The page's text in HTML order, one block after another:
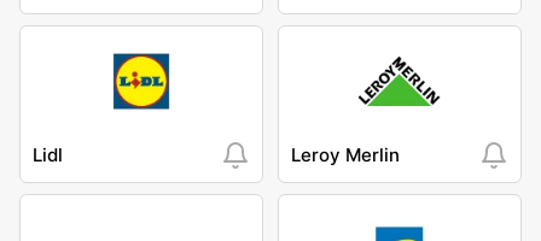
Lidl Leroy Merlin